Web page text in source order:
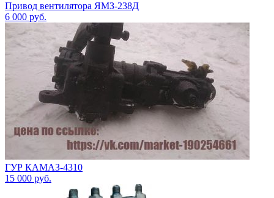
Привод вентилятора ЯМЗ-238Д
6 000 руб.
ГУР КАМАЗ-4310
15 000 руб.